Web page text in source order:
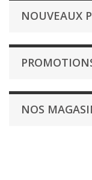
NOUVEAUX
NOS